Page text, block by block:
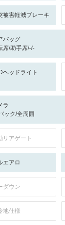
被害軽減ブレーキ
バッグ
席/助手席/-/-
ヘッドライト
ラ
ック/全周囲
リアゲート
エアロ
ダウン
地仕様